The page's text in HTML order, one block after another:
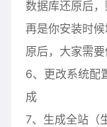
数据库还原后
再是你安装时
原后，大家需要
6、更改系统配
成
7、生成全站